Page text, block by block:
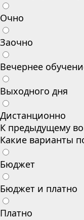
Очно
Заочно
Вечернее
Выходного дня
Дистанционно
К предыдущему
Какие варианты
Бюджет
Бюджет и платно
Платно